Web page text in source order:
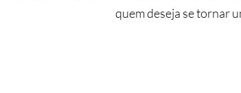
quem deseja se tornar